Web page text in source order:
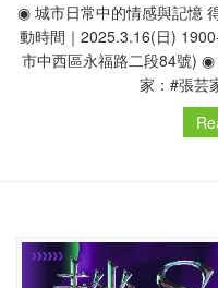
◉ 城市日常中的情感與記憶
動時間｜2025.3.16(日)
市中西區永福路二段84號)
家：#張芸